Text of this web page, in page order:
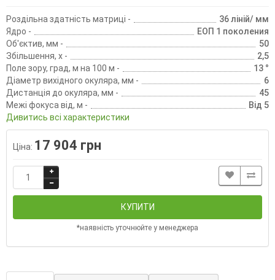
Роздільна здатність матриці -
36 ліній/ мм
Ядро -
ЕОП 1 поколения
Об'єктив, мм -
50
Збільшення, х -
2,5
Поле зору, град, м на 100 м -
13 °
Діаметр вихідного окуляра, мм -
6
Дистанція до окуляра, мм -
45
Межі фокуса від, м -
Від 5
Дивитись всі характеристики
Ціна: 17 904 грн
КУПИТИ
*наявність уточнюйте у менеджера